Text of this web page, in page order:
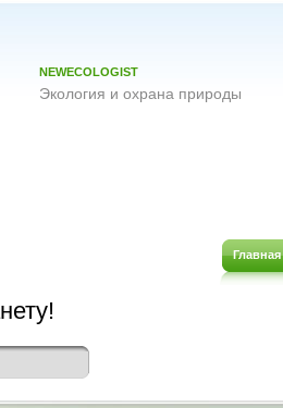
NEWECOLOGIST
Экология и охрана природы
Главная